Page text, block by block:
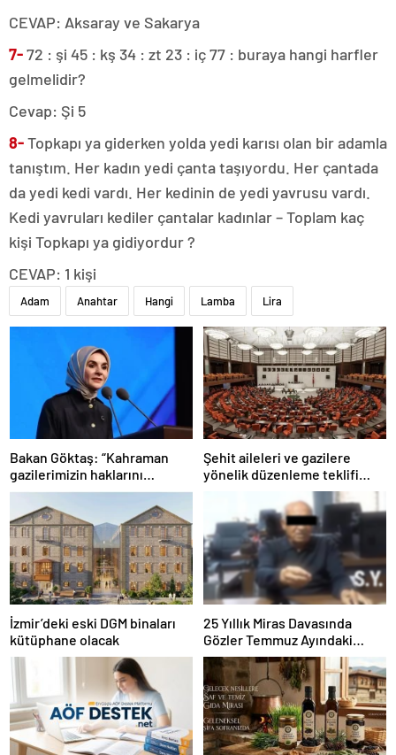
CEVAP: Aksaray ve Sakarya
7-72 : şi 45 : kş 34 : zt 23 : iç 77 : buraya hangi harfler
gelmelidir?
Cevap: Şi 5
8-Topkapı ya giderken yolda yedi karısı olan bir adamla
tanıştım. Her kadın yedi çanta taşıyordu. Her çantada
da yedi kedi vardı. Her kedinin de yedi yavrusu vardı.
Kedi yavruları kediler çantalar kadınlar – Toplam kaç
kişi Topkapı ya gidiyordur ?
CEVAP: 1 kişi
Adam Anahtar Hangi Lamba Lira
Bakan Göktaş: “Kahraman
gazilerimizin haklarını
güçlendiren yeni bir dönemin
kapılarını aralıyoruz”
Şehit aileleri ve gazilere
yönelik düzenleme teklifi
Meclis’te kabul edildi
İzmir’deki eski DGM binaları
kütüphane olacak
25 Yıllık Miras Davasında
Gözler Temmuz Ayındaki
Karar Duruşmasına Çevrildi